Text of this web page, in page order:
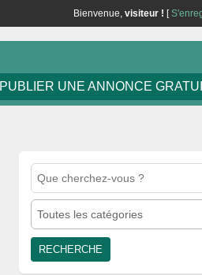
Bienvenue, visiteur ! [
PUBLIER UNE ANNONCE
Toutes les catégories